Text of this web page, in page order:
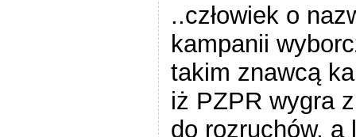
..człowiek o
kampanii
takim znawcą
iż PZPR wygra
do rozruchów, a